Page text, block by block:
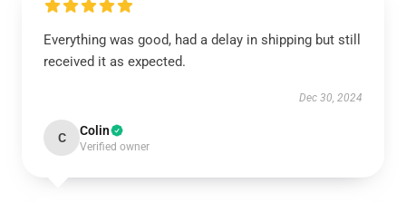
Everything was good, had a delay in shipping but still
received it as expected.
Dec 30, 2024
C Colin
Verified owner